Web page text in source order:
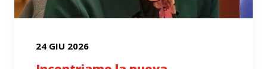
24 GIU 2026